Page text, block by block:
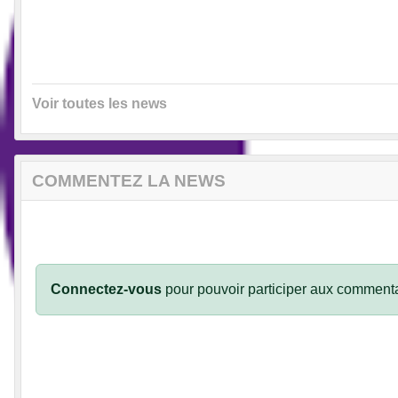
Voir toutes les news
COMMENTEZ LA NEWS
Connectez-vous pour pouvoir participer aux